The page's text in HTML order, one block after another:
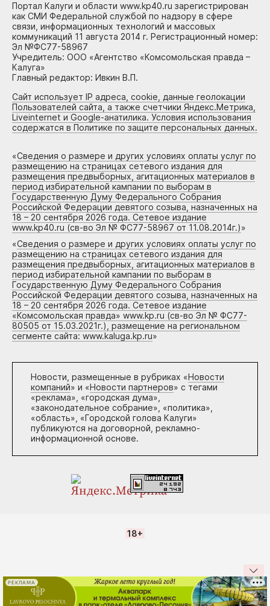
Портал Калуги и области www.kp40.ru зарегистрирован
как СМИ Федеральной службой по надзору в сфере
связи, информационных технологий и массовых
коммуникаций 11 августа 2014 г. Регистрационный номер:
Эл №ФС77-58967
Учредитель: ООО «Агентство «Комсомольская правда –
Калуга»
Главный редактор: Ивкин В.П.
Сайт использует IP адреса, cookie, данные геолокации
Пользователей сайта, а также счетчики Яндекс.Метрика,
Liveinternet и Google-анатилика. Условия использования
содержатся в Политике по защите персональных данных.
«Сведения о размере и других условиях оплаты услуг по
размещению на страницах сетевого издания для
размещения предвыборных, агитационных материалов в
период избирательной кампании по выборам в
Государственную Думу Федерального Собрания
Российской Федерации девятого созыва, назначенных на
18 – 20 сентября 2026 года. Сетевое издание
www.kp40.ru (св-во Эл № ФС77-58967 от 11.08.2014г.)»
«Сведения о размере и других условиях оплаты услуг по
размещению на страницах сетевого издания для
размещения предвыборных, агитационных материалов в
период избирательной кампании по выборам в
Государственную Думу Федерального Собрания
Российской Федерации девятого созыва, назначенных на
18 – 20 сентября 2026 года. Сетевое издание
«Комсомольская правда» www.kp.ru (св-во Эл № ФС77-
80505 от 15.03.2021г.), размещение на региональном
сегменте сайта: www.kaluga.kp.ru»
Новости, размещенные в рубриках «Новости
компаний» и «Новости партнеров» с тегами
«реклама», «городская дума»,
«законодательное собрание», «политика»,
«область», «Городской голова Калуги»
публикуются на договорной, рекламно-
информационной основе.
18+
РЕКЛАМА